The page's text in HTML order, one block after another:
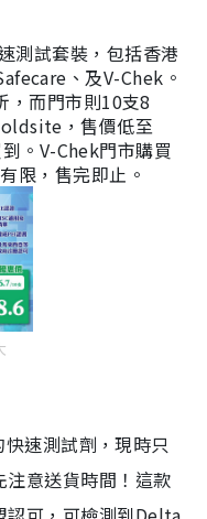
測試套裝，包括香港
、及V-Chek。
，而門市則10支8
，售價低至
。V-Chek門市購買
限，售完即止。
速測試劑，現時只
意送貨時間！這款